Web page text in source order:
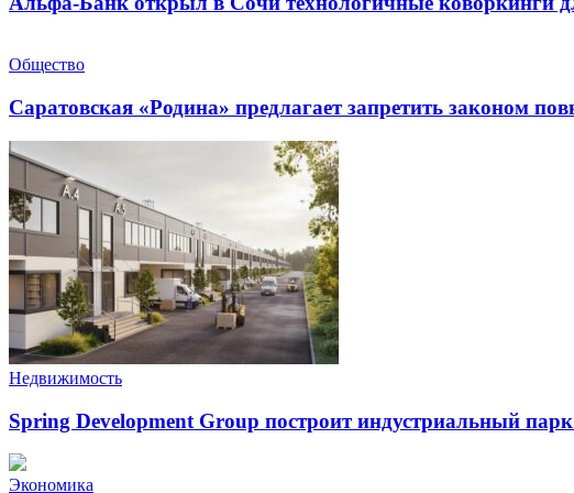
Общество
Саратовская «Родина» предлагает запретить законом
Недвижимость
Spring Development Group построит индустриальный
Экономика